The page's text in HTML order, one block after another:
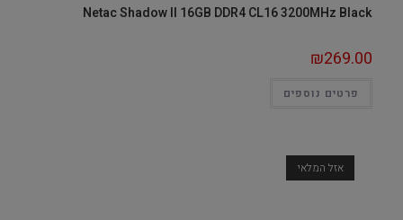
Netac Shadow II 16GB DDR4 CL16 3200MHz Black
₪269.00
פרטים נוספים
אזל המלאי